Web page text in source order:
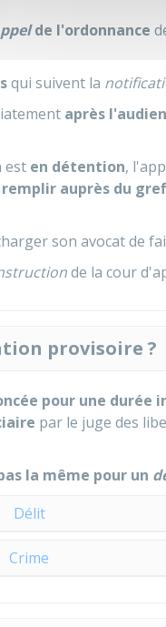
de l'ordonnance
qui suivent la
après
est en détention,
auprès du
son avocat de
de la cour
provisoire ?
pour une durée
par le juge des
la même pour un
Délit
Crime